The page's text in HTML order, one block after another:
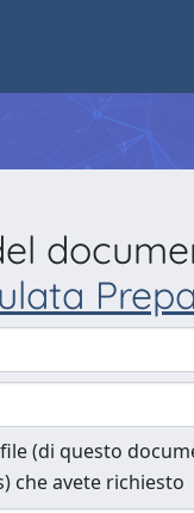
(di questo
che avete richiesto